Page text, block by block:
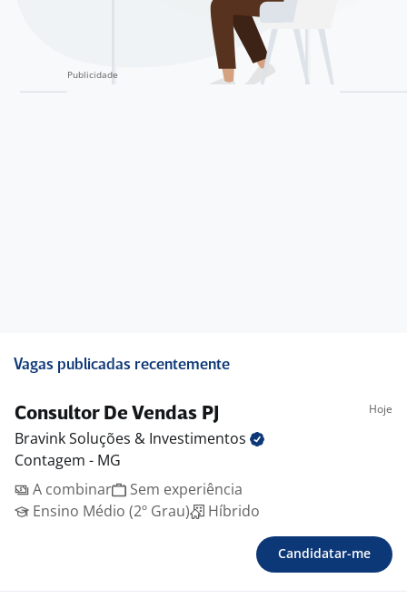
Vagas publicadas recentemente
Consultor De Vendas PJ Hoje
Bravink Soluções & Investimentos
Contagem - MG
A combinar
Sem experiência
Ensino Médio (2º Grau)
Híbrido
Candidatar-me